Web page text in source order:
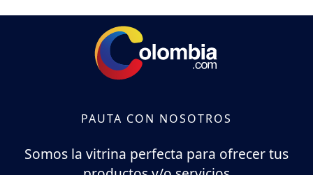
PAUTA CON NOSOTROS
Somos la vitrina perfecta para ofrecer tus